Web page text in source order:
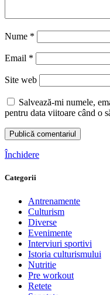
Nume *
Email *
Site web
Salvează-mi numele,
pentru data viitoare când o
Închidere
Categorii
Antrenamente
Culturism
Diverse
Evenimente
Interviuri sportivi
Istoria culturismului
Nutritie
Pre workout
Retete